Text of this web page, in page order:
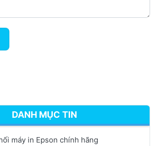
DANH MỤC TIN
máy in Epson chính hãng